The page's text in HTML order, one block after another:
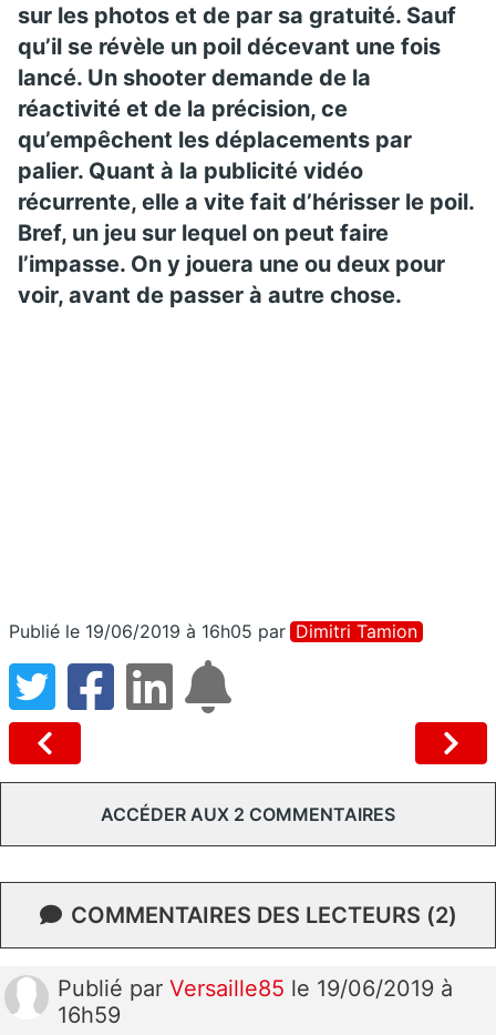
sur les photos et de par sa gratuité. Sauf
qu’il se révèle un poil décevant une fois
lancé. Un shooter demande de la
réactivité et de la précision, ce
qu’empêchent les déplacements par
palier. Quant à la publicité vidéo
récurrente, elle a vite fait d’hérisser le poil.
Bref, un jeu sur lequel on peut faire
l’impasse. On y jouera une ou deux pour
voir, avant de passer à autre chose.
Publié le 19/06/2019 à 16h05 par Dimitri Tamion
ACCÉDER AUX 2 COMMENTAIRES
COMMENTAIRES DES LECTEURS (2)
Publié par Versaille85 le 19/06/2019 à
16h59